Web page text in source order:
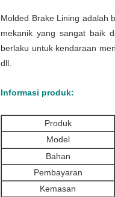
Molded Brake Lining adalah
mekanik yang sangat baik
berlaku untuk kendaraan
dll.
Informasi produk:
Produk
Model
Bahan
Pembayaran
Kemasan